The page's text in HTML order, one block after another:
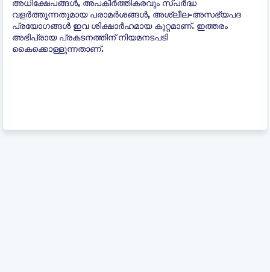
അധിക്ഷേപങ്ങൾ, അപകീർത്തികരവും സ്പർദ്ധ
വളർത്തുന്നതുമായ പരാമർശങ്ങൾ, അശ്ലീല-അസഭ്യപദ
പ്രയോഗങ്ങൾ ഇവ ശിക്ഷാർഹമായ കുറ്റമാണ്. ഇത്തരം
അഭിപ്രായ പ്രകടനത്തിന് നിയമനടപടി
കൈക്കൊള്ളുന്നതാണ്.